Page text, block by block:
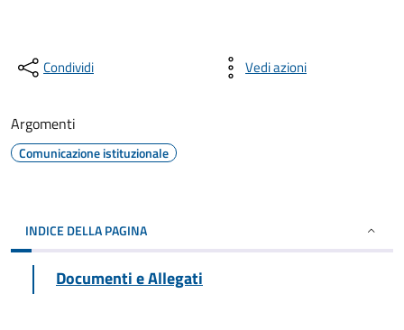
Condividi Vedi azioni
Argomenti
Comunicazione istituzionale
INDICE DELLA PAGINA
Documenti e Allegati